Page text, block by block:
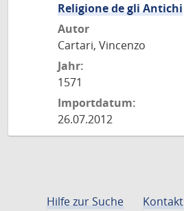
Religione de gli Antichi
Autor
Cartari, Vincenzo
Jahr:
1571
Importdatum:
26.07.2012
Hilfe zur Suche Kontakt